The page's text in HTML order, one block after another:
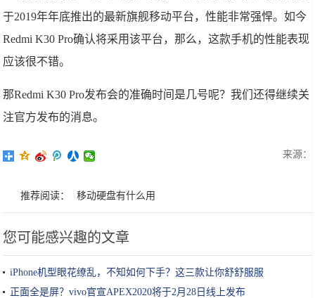
于2019年年底推出的最新旗舰移动平台，性能非常强悍。如今
Redmi K30 Pro确认将采用该平台，那么，这款手机的性能表现
应该很不错。
那Redmi K30 Pro发布会的准确时间是几号呢？我们还得继续关
注官方发布的消息。
来源：
推荐阅读： 移动硬盘有什么用
您可能感兴趣的文章
iPhone机型眼花缭乱，不知如何下手？这三款让你舒舒服服
正面全是屏？vivo官宣APEX2020将于2月28日线上发布